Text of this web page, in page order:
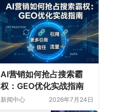
AI营销如何抢占搜索霸
权：GEO优化实战指南
新闻中心 2026年7月24日